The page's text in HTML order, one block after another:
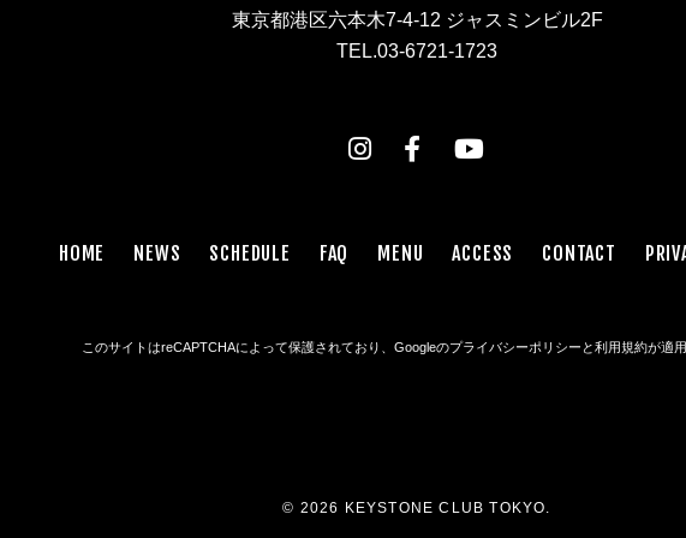
東京都港区六本木7-4-12 ジャスミンビル2F
TEL.03-6721-1723
HOME NEWS SCHEDULE FAQ MENU ACCESS CONTACT
このサイトはreCAPTCHAによって保護されており、Googleのプライバシーポリシー と利用規約が適
© 2026 KEYSTONE CLUB TOKYO.